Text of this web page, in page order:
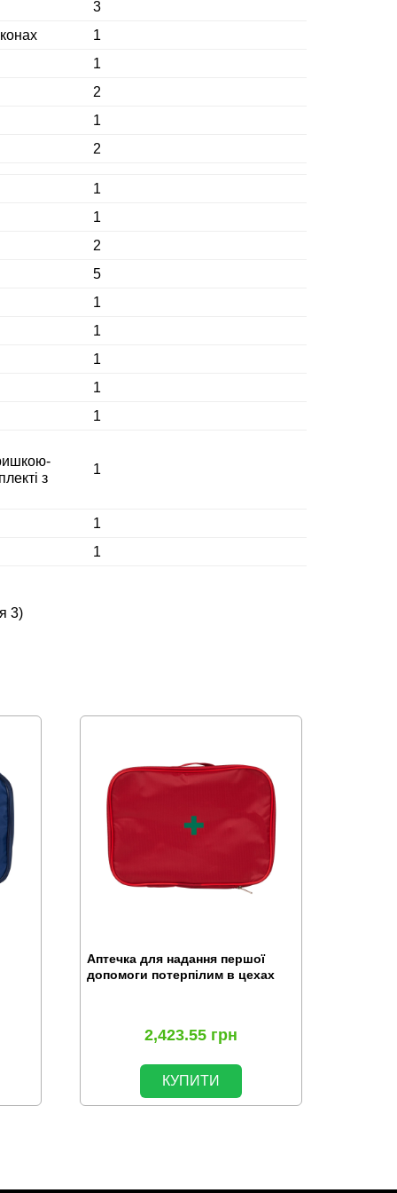
3
1
1
2
1
2
1
1
2
5
1
1
1
1
1
з
1
1
1
3)
Аптечка для надання першої
допомоги потерпілим в цехах
2,423.55 грн
КУПИТИ